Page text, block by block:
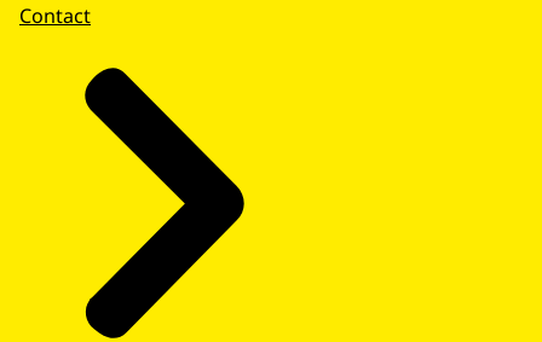
Contact